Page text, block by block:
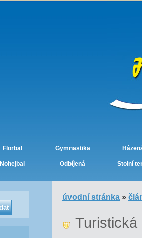
Florbal Gymnastika
Nohejbal Odbíjená Stolní
úvodní stránka »
Turistická